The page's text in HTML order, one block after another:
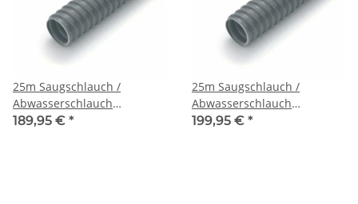
25m Saugschlauch /
Abwasserschlauch
Rauspiraflex wavetec 3"
189,95 € *
25m Saugschlauch /
Abwasserschlauch
Rauspiraflex wavetec 80mm
199,95 € *